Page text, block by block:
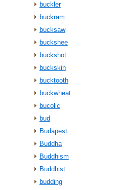
buckler
buckram
bucksaw
buckshee
buckshot
buckskin
bucktooth
buckwheat
bucolic
bud
Budapest
Buddha
Buddhism
Buddhist
budding